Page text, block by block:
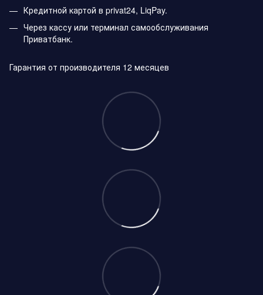
Кредитной картой в privat24, LiqPay.
Через кассу или терминал самообслуживания
Приватбанк.
Гарантия от производителя 12 месяцев